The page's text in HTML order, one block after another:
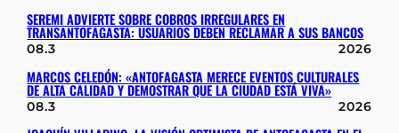
SEREMI ADVIERTE SOBRE COBROS IRREGULARES EN
TRANSANTOFAGASTA: USUARIOS DEBEN RECLAMAR A SUS BANCOS
08.3 2026
MARCOS CELEDÓN: «ANTOFAGASTA MERECE EVENTOS CULTURALES
DE ALTA CALIDAD Y DEMOSTRAR QUE LA CIUDAD ESTÁ VIVA»
08.3 2026